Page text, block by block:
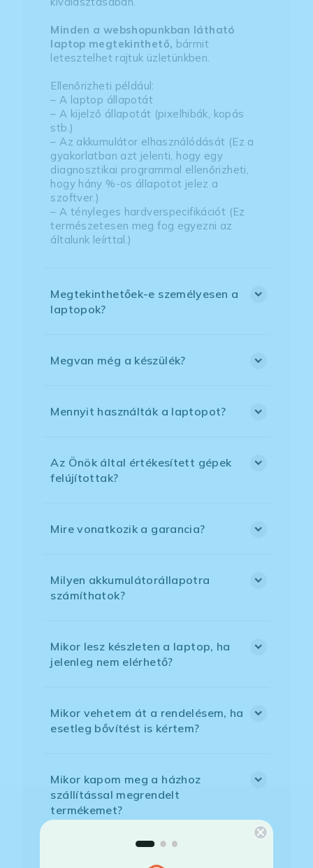
Minden a webshopunkban látható
laptop megtekinthető, bármit
letesztelhet rajtuk üzletünkben.
Ellenőrizheti például:
– A laptop állapotát
– A kijelző állapotát (pixelhibák, kopás
stb.)
– Az akkumulátor elhasználódását (Ez a
gyakorlatban azt jelenti, hogy egy
diagnosztikai programmal ellenőrizheti,
hogy hány %-os állapotot jelez a
szoftver.)
– A tényleges hardverspecifikációt (Ez
természetesen meg fog egyezni az
általunk leírttal.)
Megtekinthetőek-e személyesen a
laptopok?
Megvan még a készülék?
Mennyit használták a laptopot?
Az Önök által értékesített gépek
felújítottak?
Mire vonatkozik a garancia?
Milyen akkumulátorállapotra
számíthatok?
Mikor lesz készleten a laptop, ha
jelenleg nem elérhető?
Mikor vehetem át a rendelésem, ha
esetleg bővítést is kértem?
Mikor kapom meg a házhoz
szállítással megrendelt
termékemet?